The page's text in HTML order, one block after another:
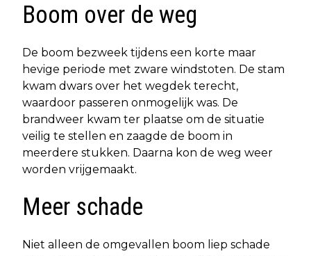
Boom over de weg
De boom bezweek tijdens een korte maar
hevige periode met zware windstoten. De stam
kwam dwars over het wegdek terecht,
waardoor passeren onmogelijk was. De
brandweer kwam ter plaatse om de situatie
veilig te stellen en zaagde de boom in
meerdere stukken. Daarna kon de weg weer
worden vrijgemaakt.
Meer schade
Niet alleen de omgevallen boom liep schade